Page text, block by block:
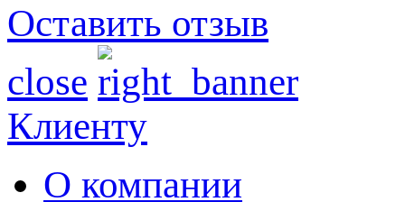
Оставить отзыв
close
Клиенту
О компании